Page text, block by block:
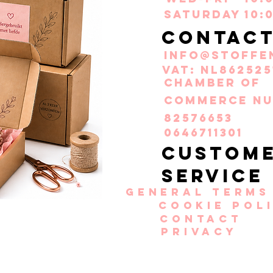
Saturday
VAT:
Chamber of
Commerce
82576653
0646711301
service
General
Cookie
Privacy
Contact